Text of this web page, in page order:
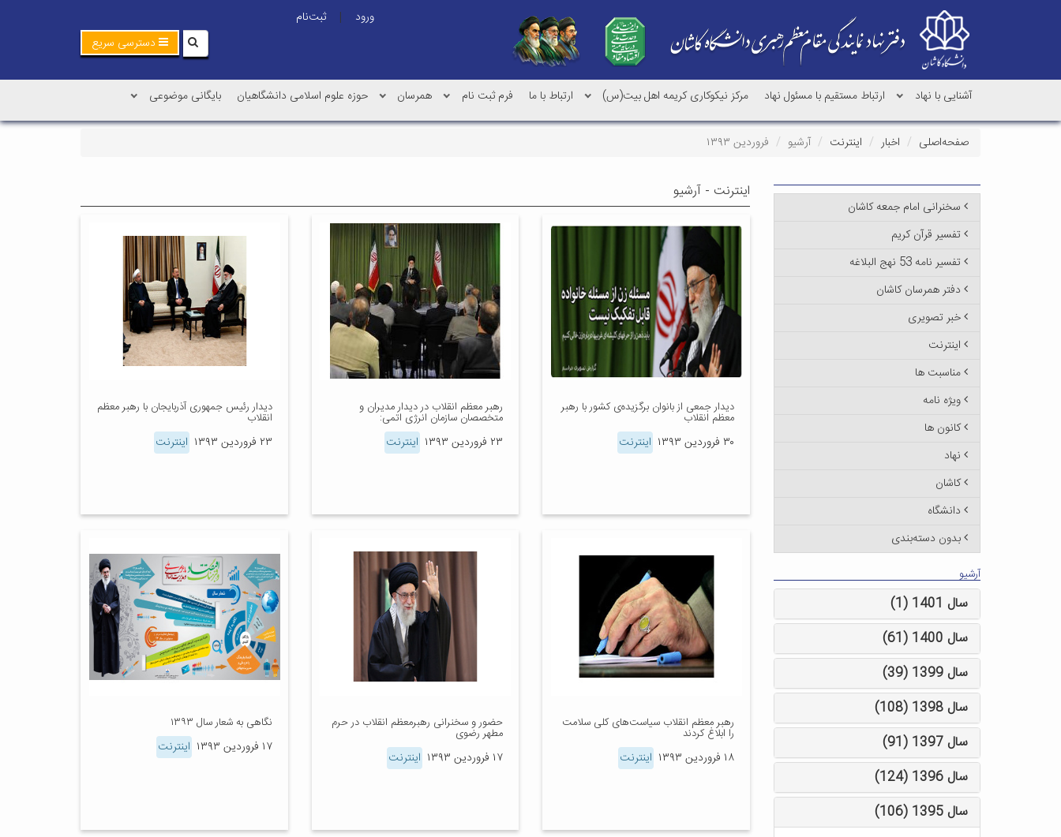
ورود |
ثبت‌نام
دسترسی سریع
آشنایی با نهاد ارتباط مستقیم با مسئول نهاد مرکز نیکوکاری کریمه اهل بیت(س) ارتباط با ما فرم ثبت نام همرسان حوزه علوم اسلامی دانشگاهیان بایگانی موضوعی
صفحه‌اصلی اخبار اینترنت آرشیو فروردین ۱۳۹۳
اینترنت - آرشیو
دیدار جمعی از بانوان برگزیده‌ی کشور با رهبر
معظم انقلاب
۳۰ فروردین ۱۳۹۳ اینترنت
رهبر معظم انقلاب در دیدار مدیران و
متخصصان سازمان انرژی اتمی:
۲۳ فروردین ۱۳۹۳ اینترنت
دیدار رئیس جمهوری آذربایجان با رهبر معظم
انقلاب
۲۳ فروردین ۱۳۹۳ اینترنت
رهبر معظم انقلاب سیاست‌های کلی سلامت
را ابلاغ کردند
۱۸ فروردین ۱۳۹۳ اینترنت
حضور و سخنرانی رهبرمعظم انقلاب در حرم
مطهر رضوی
۱۷ فروردین ۱۳۹۳ اینترنت
نگاهی به شعار سال ۱۳۹۳
۱۷ فروردین ۱۳۹۳ اینترنت
سخنرانی امام جمعه کاشان
تفسیر قرآن کریم
تفسیر نامه 53 نهج البلاغه
دفتر همرسان کاشان
خبر تصویری
اینترنت
مناسبت ها
ویژه نامه
کانون ها
نهاد
کاشان
دانشگاه
بدون دسته‌بندی
آرشیو
سال 1401 (1)
سال 1400 (61)
سال 1399 (39)
سال 1398 (108)
سال 1397 (91)
سال 1396 (124)
سال 1395 (106)